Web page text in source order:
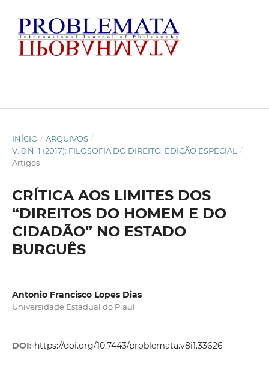
INÍCIO / ARQUIVOS /
V. 8 N. 1 (2017): FILOSOFIA DO DIREITO: EDIÇÃO ESPECIAL
/
Artigos
CRÍTICA AOS LIMITES DOS
“DIREITOS DO HOMEM E DO
CIDADÃO” NO ESTADO
BURGUÊS
Antonio Francisco Lopes Dias
Universidade Estadual do Piauí
DOI: https://doi.org/10.7443/problemata.v8i1.33626